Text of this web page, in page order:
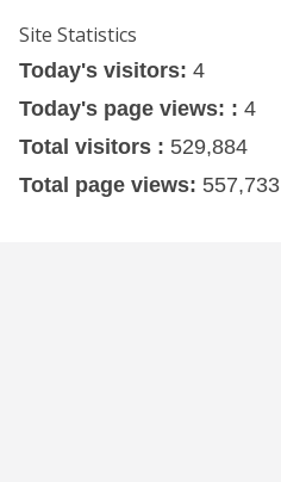
Site Statistics
Today's visitors: 4
Today's page views: : 4
Total visitors : 529,884
Total page views: 557,733